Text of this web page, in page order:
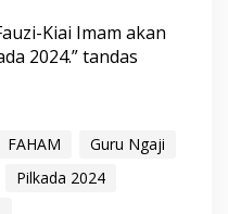
Kiai Imam akan
2024.” tandas
FAHAM
Guru Ngaji
Pilkada 2024